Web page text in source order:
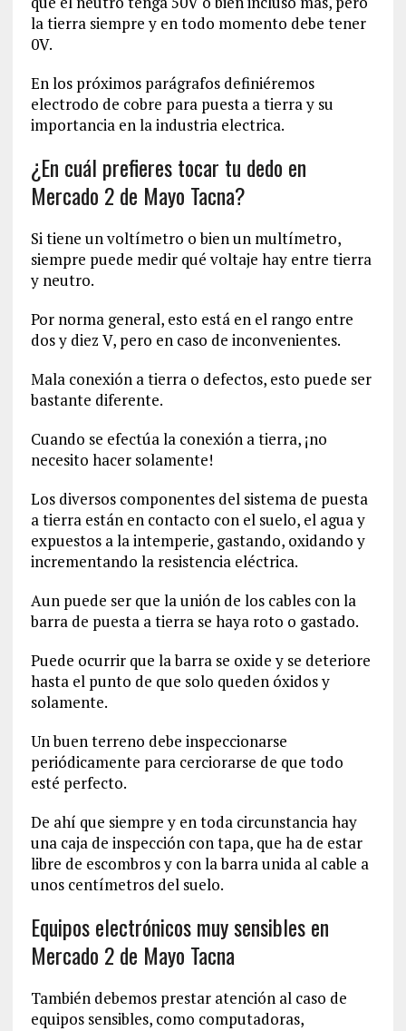
la tierra siempre y en todo momento debe tener
0V.
En los próximos parágrafos definiéremos
electrodo de cobre para puesta a tierra y su
importancia en la industria electrica.
¿En cuál prefieres tocar tu dedo en
Mercado 2 de Mayo Tacna?
Si tiene un voltímetro o bien un multímetro,
siempre puede medir qué voltaje hay entre tierra
y neutro.
Por norma general, esto está en el rango entre
dos y diez V, pero en caso de inconvenientes.
Mala conexión a tierra o defectos, esto puede ser
bastante diferente.
Cuando se efectúa la conexión a tierra, ¡no
necesito hacer solamente!
Los diversos componentes del sistema de puesta
a tierra están en contacto con el suelo, el agua y
expuestos a la intemperie, gastando, oxidando y
incrementando la resistencia eléctrica.
Aun puede ser que la unión de los cables con la
barra de puesta a tierra se haya roto o gastado.
Puede ocurrir que la barra se oxide y se deteriore
hasta el punto de que solo queden óxidos y
solamente.
Un buen terreno debe inspeccionarse
periódicamente para cerciorarse de que todo
esté perfecto.
De ahí que siempre y en toda circunstancia hay
una caja de inspección con tapa, que ha de estar
libre de escombros y con la barra unida al cable a
unos centímetros del suelo.
Equipos electrónicos muy sensibles en
Mercado 2 de Mayo Tacna
También debemos prestar atención al caso de
equipos sensibles, como computadoras,